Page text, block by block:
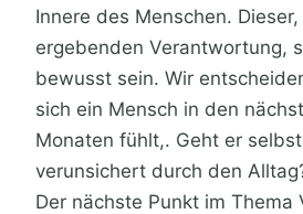
Innere des Menschen.
ergebenden Verantwortung,
bewusst sein. Wir
sich ein Mensch in den
Monaten fühlt,. Geht er
verunsichert durch den
Der nächste Punkt im Thema